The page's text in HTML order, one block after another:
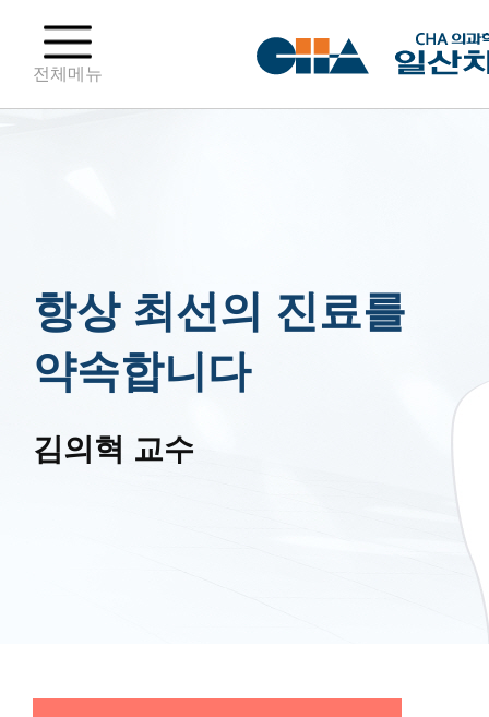
전체메뉴
항상 최선의 진료를
약속합니다
김의혁 교수